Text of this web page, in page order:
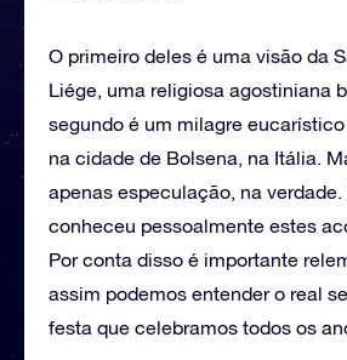
O primeiro deles é uma visão da
Liége, uma religiosa agostiniana
segundo é um milagre
na cidade de Bolsena, na Itália.
apenas especulação, na verdade.
conheceu pessoalmente estes
Por conta disso é importante
assim podemos entender o real
festa que celebramos todos os